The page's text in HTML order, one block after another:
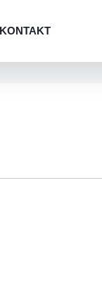
KONTAKT